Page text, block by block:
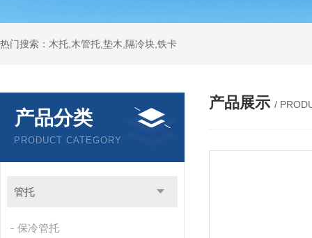
热门搜索：木托,木管托,垫木,隔冷块,铁卡
产品分类
PRODUCT CATEGORY
管托
保冷管托
产品展示 /